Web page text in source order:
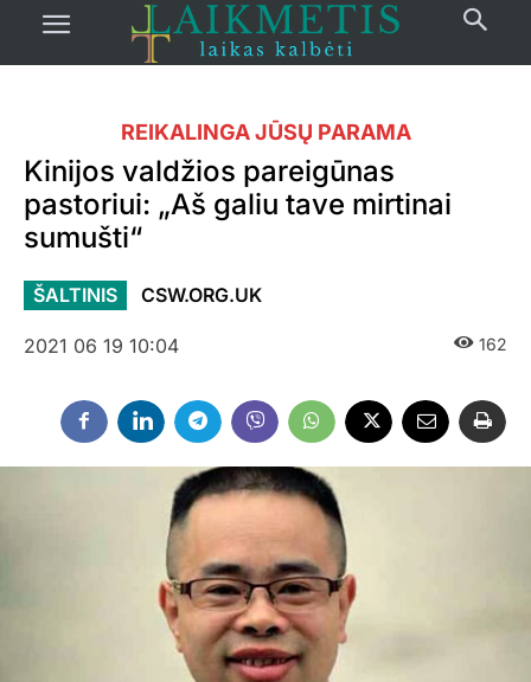
REIKALINGA JŪSŲ PARAMA
Kinijos valdžios pareigūnas
pastoriui: „Aš galiu tave mirtinai
sumušti“
ŠALTINIS CSW.ORG.UK
2021 06 19 10:04 162